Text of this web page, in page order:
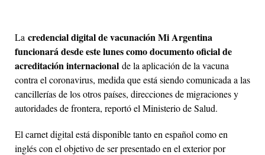
La credencial digital de vacunación Mi Argentina
funcionará desde este lunes como documento oficial de
acreditación internacional de la aplicación de la vacuna
contra el coronavirus, medida que está siendo comunicada a las
cancillerías de los otros países, direcciones de migraciones y
autoridades de frontera, reportó el Ministerio de Salud.
El carnet digital está disponible tanto en español como en
inglés con el objetivo de ser presentado en el exterior por